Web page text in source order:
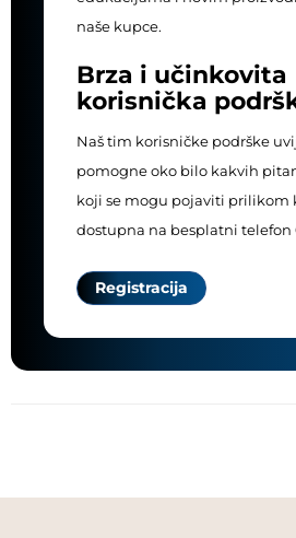
naše kupce.
Brza i učinkovita
korisnička
Naš tim korisničke podrške
pomogne oko bilo kakvih
koji se mogu pojaviti prilikom
dostupna na besplatni telefon
Registracija